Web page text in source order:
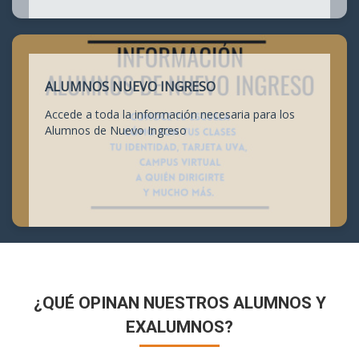
ALUMNOS NUEVO INGRESO
Accede a toda la información necesaria para los
Alumnos de Nuevo Ingreso
¿QUÉ OPINAN NUESTROS ALUMNOS Y
EXALUMNOS?